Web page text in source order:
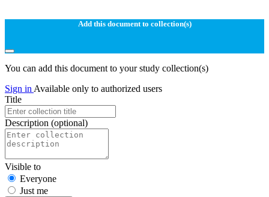
Add this document to collection(s)
You can add this document to your study collection(s)
Sign in Available only to authorized users
Title
Description (optional)
Visible to
Everyone
Just me